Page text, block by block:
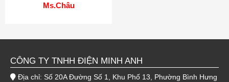
Ms.Châu
CÔNG TY TNHH ĐIỆN MINH ANH
Địa chỉ: Số 20A Đường Số 1, Khu Phố 13, Phường Bình Hưng